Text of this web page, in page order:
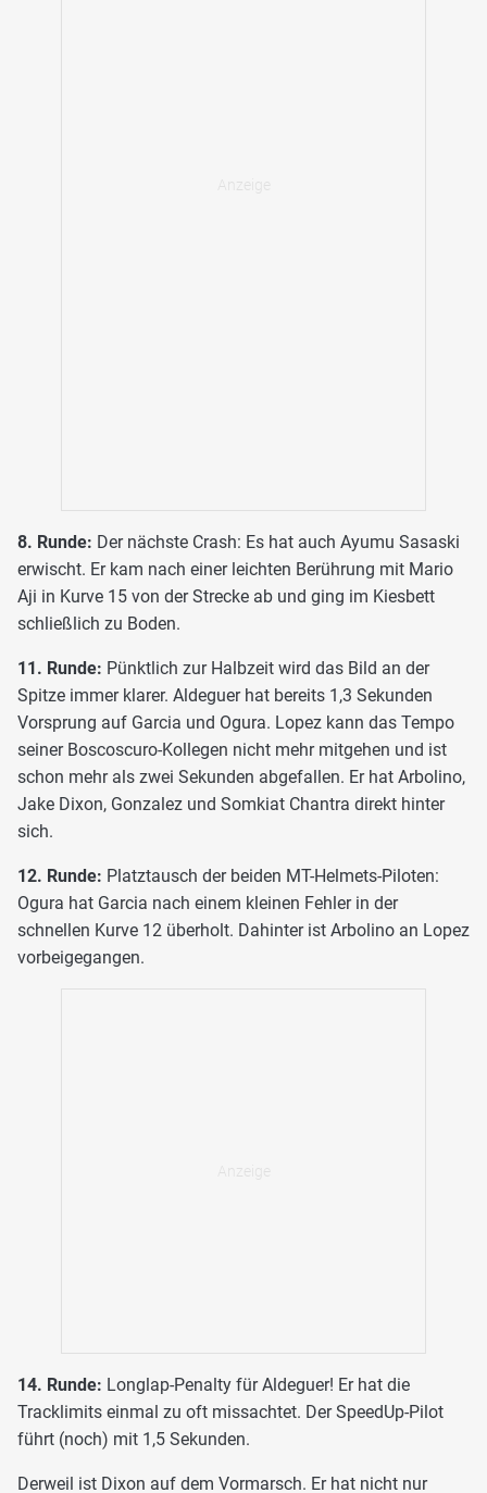
8. Runde: Der nächste Crash: Es hat auch Ayumu Sasaski
erwischt. Er kam nach einer leichten Berührung mit Mario
Aji in Kurve 15 von der Strecke ab und ging im Kiesbett
schließlich zu Boden.
11. Runde: Pünktlich zur Halbzeit wird das Bild an der
Spitze immer klarer. Aldeguer hat bereits 1,3 Sekunden
Vorsprung auf Garcia und Ogura. Lopez kann das Tempo
seiner Boscoscuro-Kollegen nicht mehr mitgehen und ist
schon mehr als zwei Sekunden abgefallen. Er hat Arbolino,
Jake Dixon, Gonzalez und Somkiat Chantra direkt hinter
sich.
12. Runde: Platztausch der beiden MT-Helmets-Piloten:
Ogura hat Garcia nach einem kleinen Fehler in der
schnellen Kurve 12 überholt. Dahinter ist Arbolino an Lopez
vorbeigegangen.
14. Runde: Longlap-Penalty für Aldeguer! Er hat die
Tracklimits einmal zu oft missachtet. Der SpeedUp-Pilot
führt (noch) mit 1,5 Sekunden.
Derweil ist Dixon auf dem Vormarsch. Er hat nicht nur